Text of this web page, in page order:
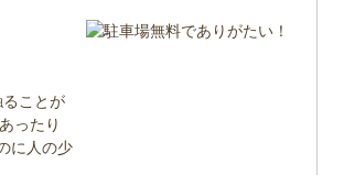
ことが
ったり
に人の少